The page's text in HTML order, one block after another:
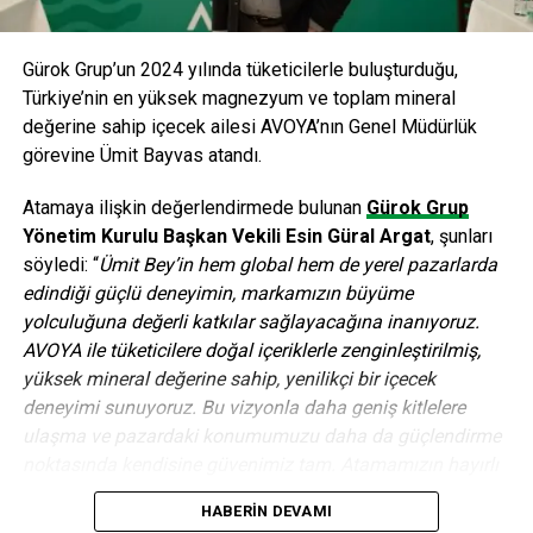
karşılamayı hedefliyoruz. Özellikle mevcut galvaniz üretim
kapasitemizi iki katına çıkarmayı planladığımız yatırımla,
bugüne dek üretemediğimiz farklı ebatlardaki galvanizli
ürünleri de üretme imkanına sahip olacağız” dedi.
Pandır sözlerine şöyle devam etti: “Müşterilerimizin
geliştirdiği teknolojileri takip edip, ihtiyaçlarına uygun
daha etkin kullanarak, ülkemize daha da yüksek katma
değer yaratmayı hedefliyoruz. Yeni yatırımlarımız mevcut
durumda Türkiye’de üretilemeyen mamul kalitelerini
üretebilecek ve ihracatımızı artırma hedeflerimizi de
destekleyecek”.
Dünya’da ve Ülkemizde ERDEMİR Grubu
• Türkiye’de tüketilen yassı çeliğin yaklaşık %45’ini
ERDEMİR Grubu üretiyor.
yılı ham çelik üretim raporlarına göre; dünyanın en büyük
35., Avrupa Birliği ülkeleri arasında ise 4. büyük çelik
Gürok Grup’un 2024 yılında tüketicilerle buluşturduğu,
Türkiye’nin en yüksek magnezyum ve toplam mineral
değerine sahip içecek ailesi AVOYA’nın Genel Müdürlük
görevine Ümit Bayvas atandı.
Atamaya ilişkin değerlendirmede bulunan Gürok Grup
Yönetim Kurulu Başkan Vekili Esin Güral Argat, şunları
söyledi: “Ümit Bey’in hem global hem de yerel pazarlarda
edindiği güçlü deneyimin, markamızın büyüme
yolculuğuna değerli katkılar sağlayacağına inanıyoruz.
AVOYA ile tüketicilere doğal içeriklerle zenginleştirilmiş,
yüksek mineral değerine sahip, yenilikçi bir içecek
deneyimi sunuyoruz. Bu vizyonla daha geniş kitlelere
ulaşma ve pazardaki konumumuzu daha da güçlendirme
ve uğurlu olmasını diliyoruz.”
HABERIN DEVAMI